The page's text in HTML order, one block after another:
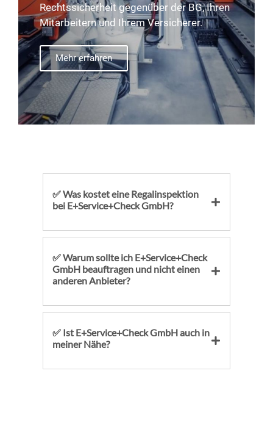
Rechtssicherheit gegenüber der BG, Ihren
Mitarbeitern und Ihrem Versicherer.
Mehr erfahren
✅ Was kostet eine Regalinspektion
bei E+Service+Check GmbH?
✅ Warum sollte ich E+Service+Check
GmbH beauftragen und nicht einen
anderen Anbieter?
✅ Ist E+Service+Check GmbH auch in
meiner Nähe?